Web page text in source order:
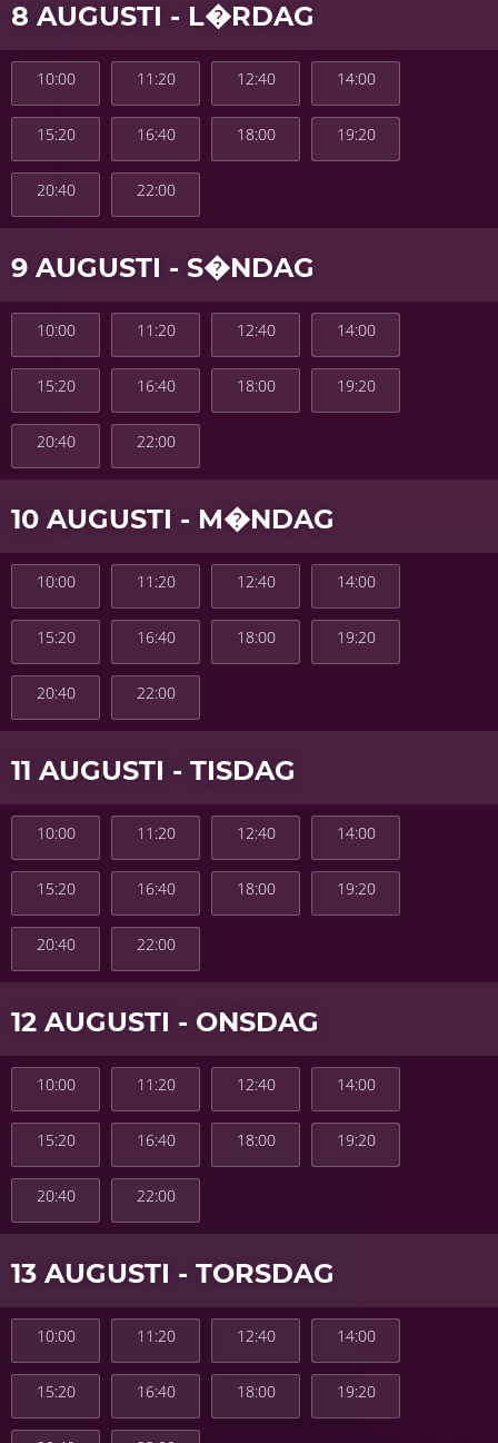
8 AUGUSTI - L�RDAG
10:00 11:20 12:40 14:00
15:20 16:40 18:00 19:20
20:40 22:00
9 AUGUSTI - S�NDAG
10:00 11:20 12:40 14:00
15:20 16:40 18:00 19:20
20:40 22:00
10 AUGUSTI - M�NDAG
10:00 11:20 12:40 14:00
15:20 16:40 18:00 19:20
20:40 22:00
11 AUGUSTI - TISDAG
10:00 11:20 12:40 14:00
15:20 16:40 18:00 19:20
20:40 22:00
12 AUGUSTI - ONSDAG
10:00 11:20 12:40 14:00
15:20 16:40 18:00 19:20
20:40 22:00
13 AUGUSTI - TORSDAG
10:00 11:20 12:40 14:00
15:20 16:40 18:00 19:20